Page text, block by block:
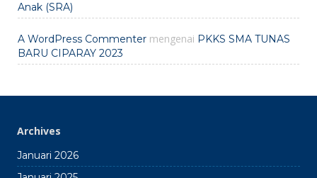
Anak (SRA)
A WordPress Commenter mengenai PKKS SMA TUNAS
BARU CIPARAY 2023
Archives
Januari 2026